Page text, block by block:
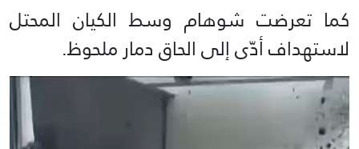
كما تعرضت شوهام وسط الكيان المحتل
لاستهداف أدّى إلى الحاق دمار ملحوظ.